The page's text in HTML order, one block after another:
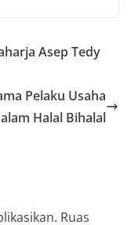
Asep Tedy
Pelaku Usaha
Halal Bihalal
Ruas